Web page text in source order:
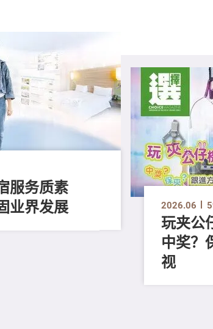
服务质素
业界发展
2026.06
玩夹公
中奖？
视